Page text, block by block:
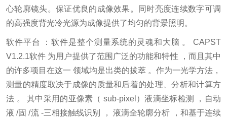
心轮廓镜头。保证优良的成像效果。同时亮度连续数字可调
的高强度背光冷光源为成像提供了均匀的背景照明。
软件平台 ：软件是整个测量系统的灵魂和大脑 。 CAPST
V1.2.1软件 为用户提供了范围广泛的功能和特性 ，而且其中
的许多项目在这一 领域均是出类的拔萃 。作为一光学方法，
测量的精度取决于成像的质量和后着的处理、分析和计算方
法 。 其中采用的亚像素（ sub-pixel）液滴坐标检测 ，自动
液 /固 /流 -三相接触线识别 ， 液滴全轮廓分析 ，和基于连续